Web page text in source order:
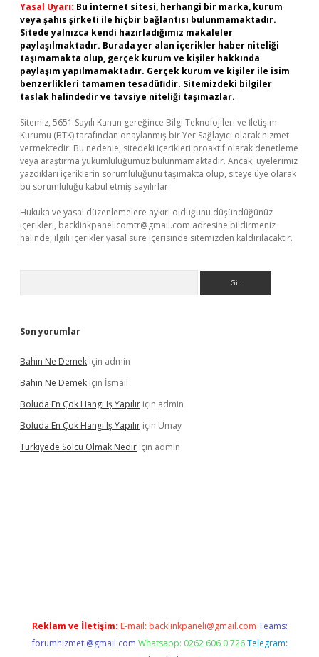
Yasal Uyarı: Bu internet sitesi, herhangi bir marka, kurum
veya şahıs şirketi ile hiçbir bağlantısı bulunmamaktadır.
Sitede yalnızca kendi hazırladığımız makaleler
paylaşılmaktadır. Burada yer alan içerikler haber niteliği
taşımamakta olup, gerçek kurum ve kişiler hakkında
paylaşım yapılmamaktadır. Gerçek kurum ve kişiler ile isim
benzerlikleri tamamen tesadüfidir. Sitemizdeki bilgiler
taslak halindedir ve tavsiye niteliği taşımazlar.
Sitemiz, 5651 Sayılı Kanun gereğince Bilgi Teknolojileri ve İletişim
Kurumu (BTK) tarafından onaylanmış bir Yer Sağlayıcı olarak hizmet
vermektedir. Bu nedenle, sitedeki içerikleri proaktif olarak denetleme
veya araştırma yükümlülüğümüz bulunmamaktadır. Ancak, üyelerimiz
yazdıkları içeriklerin sorumluluğunu taşımakta olup, siteye üye olarak
bu sorumluluğu kabul etmiş sayılırlar.
Hukuka ve yasal düzenlemelere aykırı olduğunu düşündüğünüz
içerikleri, backlinkpanelicomtr@gmail.com adresine bildirmeniz
halinde, ilgili içerikler yasal süre içerisinde sitemizden kaldırılacaktır.
Son yorumlar
Bahın Ne Demek için admin
Bahın Ne Demek için İsmail
Boluda En Çok Hangi Iş Yapılır için admin
Boluda En Çok Hangi Iş Yapılır için Umay
Türkiyede Solcu Olmak Nedir için admin
Reklam ve İletişim: E-mail: backlinkpaneli@gmail.com Teams:
forumhizmeti@gmail.com Whatsapp: 0262 606 0 726 Telegram: